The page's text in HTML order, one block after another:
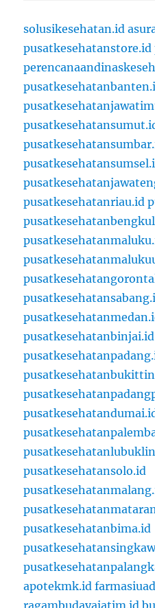
solusikesehatan.id
pusatkesehatanstore.id
pusatkesehatanriau.id
pusatkesehatanbinjai.id
pusatkesehatansolo.id
pusatkesehatanbima.id
apotekmk.id